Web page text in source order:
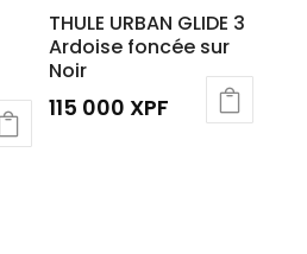
THULE URBAN GLIDE 3
Ardoise foncée sur
Noir
115 000 XPF